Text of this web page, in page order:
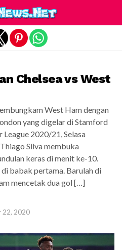
Chelsea vs West
West Ham dengan
yang digelar di Stamford
2020/21, Selasa
Silva membuka
keras di menit ke-10.
babak pertama. Barulah di
mencetak dua gol […]
22, 2020
version